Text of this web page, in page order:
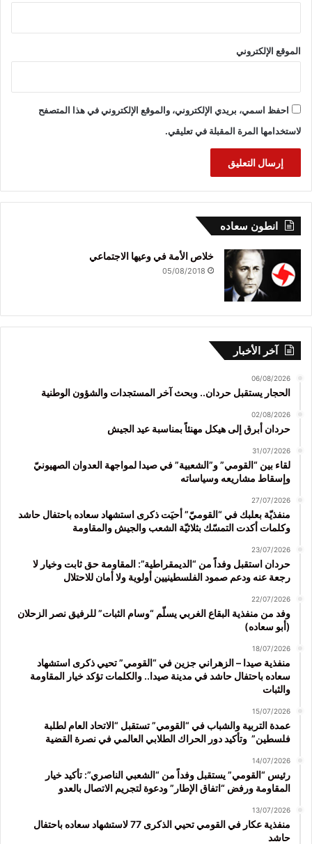
الموقع الإلكتروني
احفظ اسمي، بريدي الإلكتروني، والموقع الإلكتروني في هذا المتصفح
لاستخدامها المرة المقبلة في تعليقي.
انطون سعاده
خلاص الأمة في وعيها الاجتماعي
05/08/2018
آخر الأخبار
06/08/2026
الحجار يستقبل حردان.. وبحث آخر المستجدات والشؤون الوطنية
02/08/2026
حردان أبرق إلى هيكل مهنئاً بمناسبة عيد الجيش
31/07/2026
لقاء بين “القومي” و”الشعبية” في صيدا لمواجهة العدوان الصهيونيّ
وإسقاط مشاريعه وسياساته
27/07/2026
منفذيّة بعلبك في “القوميّ” أحيَت ذكرى استشهاد سعاده باحتفال حاشد
وكلمات أكدت التمسّك بثلاثيّة الشعب والجيش والمقاومة
23/07/2026
حردان استقبل وفداً من “الديمقراطية”: المقاومة حق ثابت وخيار لا
رجعة عنه ودعم صمود الفلسطينيين أولوية ولا أمان للاحتلال
22/07/2026
وفد من منفذية البقاع الغربي يسلّم “وسام الثبات” للرفيق نصر الزحلان
(أبو سعاده)
18/07/2026
منفذية صيدا – الزهراني جزين في “القومي” تحيي ذكرى استشهاد
سعاده باحتفال حاشد في مدينة صيدا.. والكلمات تؤكد خيار المقاومة
والثبات
15/07/2026
عمدة التربية والشباب في “القومي” تستقبل “الاتحاد العام لطلبة
فلسطين” وتأكيد دور الحراك الطلابي العالمي في نصرة القضية
14/07/2026
رئيس “القومي” يستقبل وفداً من “الشعبي الناصري”: تأكيد خيار
المقاومة ورفض “اتفاق الإطار” ودعوة لتجريم الاتصال بالعدو
13/07/2026
منفذية عكار في القومي تحيي الذكرى 77 لاستشهاد سعاده باحتفال
حاشد